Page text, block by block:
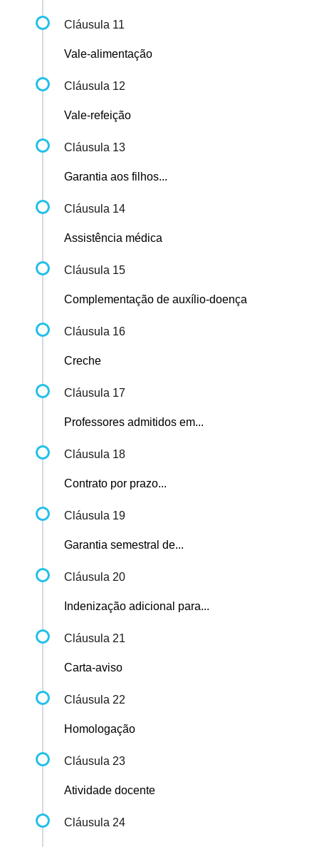
Cláusula 11
Vale-alimentação
Cláusula 12
Vale-refeição
Cláusula 13
Garantia aos filhos...
Cláusula 14
Assistência médica
Cláusula 15
Complementação de auxílio-doença
Cláusula 16
Creche
Cláusula 17
Professores admitidos em...
Cláusula 18
Contrato por prazo...
Cláusula 19
Garantia semestral de...
Cláusula 20
Indenização adicional para...
Cláusula 21
Carta-aviso
Cláusula 22
Homologação
Cláusula 23
Atividade docente
Cláusula 24